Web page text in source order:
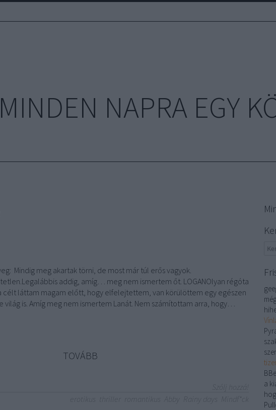
MINDEN NAPRA EGY
Mindig meg akartak törni, de most már túl erős vagyok.
addig, amíg… meg nem ismertem őt. LOGANOlyan régóta
célt láttam magam előtt, hogy elfelejtettem, van körülöttem egy egészen
világ is. Amíg meg nem ismertem Lanát. Nem számítottam arra, hogy…
TOVÁBB
a